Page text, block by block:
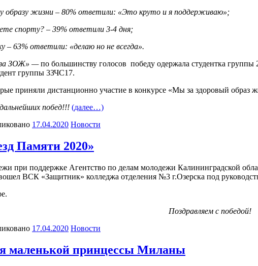
образу жизни – 80% ответили: «Это круто и я поддерживаю»;
спорту? – 39% ответили 3-4 дня;
– 63% ответили: «делаю но не всегда».
ЗОЖ» —по большинству голосов победу одержала студентка группы
группы 3ЗЧС17.
приняли дистанционно участие в конкурсе «Мы за здоровый образ
побед!!! (далее…)
17.04.2020 Новости
Памяти 2020»
при поддержке Агентство по делам молодежи Калининградской
ВСК «Защитник» колледжа отделения №3 г.Озерска под
Поздравляем с победой!
17.04.2020 Новости
маленькой принцессы Миланы